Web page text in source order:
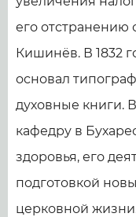
его отстранению
Кишинёв. В 1832
основал
духовные книги.
кафедру в
здоровья, его
подготовкой
церковной